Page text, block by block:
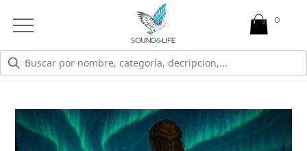
Open
Menu
CANSANCIO AGOTAMIENTO
0